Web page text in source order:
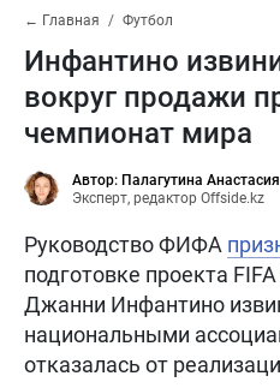
← Главная Футбол
Инфантино
вокруг продажи
чемпионат мира
Автор: Палагутина Анастасия
Эксперт, редактор Offside.kz
Руководство ФИФА
подготовке проекта
Джанни Инфантино
национальными
отказалась от